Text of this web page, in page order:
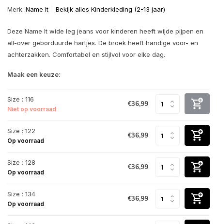
Merk: Name It Bekijk alles Kinderkleding (2-13 jaar)
Deze Name It wide leg jeans voor kinderen heeft wijde pijpen en
all-over geborduurde hartjes. De broek heeft handige voor- en
achterzakken. Comfortabel en stijlvol voor elke dag.
Maak een keuze:
Size : 116
Niet op voorraad
€36,99
Size : 122
Op voorraad
€36,99
Size : 128
Op voorraad
€36,99
Size : 134
Op voorraad
€36,99